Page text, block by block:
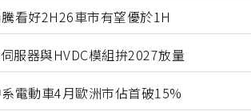
看好2H26車市有望優於1H
服器與HVDC模組拚2027放量
電動車4月歐洲市佔首破15%